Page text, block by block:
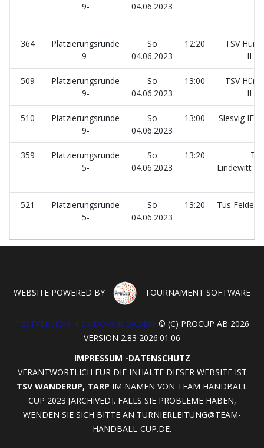
9-
04.06.2023
364
Platzierungsrunde
9-
So
04.06.2023
12:20
TSV
II
509
Platzierungsrunde
9-
So
04.06.2023
13:00
TSV
II
510
Platzierungsrunde
9-
So
04.06.2023
13:00 Slesvig IF
359
Platzierungsrunde
5-
So
04.06.2023
13:20
Lindewitt
521
Platzierungsrunde
5-
So
04.06.2023
13:20 Tus Felde
WEBSITE POWERED BY TOURNAMENT SOFTWARE
TESTVERSION HIER DOWNLOADEN! © (C) PROCUP AB 2026
VERSION 2.83 2026.01.06
IMPRESSUM -DATENSCHUTZ
VERANTWORTLICH FÜR DIE INHALTE DIESER WEBSITE IST
TSV WANDERUP, TARP IM NAMEN VON TEAM HANDBALL
CUP 2023 [ARCHIVED]. FALLS SIE PROBLEME HABEN,
WENDEN SIE SICH BITTE AN TURNIERLEITUNG@TEAM-
HANDBALL-CUP.DE.